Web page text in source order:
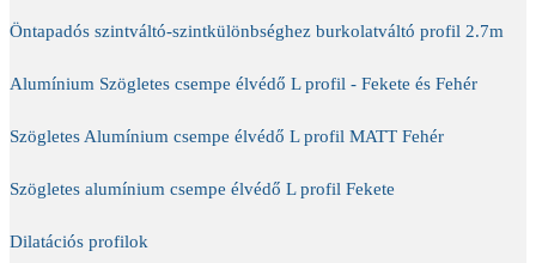
Öntapadós szintváltó-szintkülönbséghez burkolatváltó profil 2.7m
Alumínium Szögletes csempe élvédő L profil - Fekete és Fehér
Szögletes Alumínium csempe élvédő L profil MATT Fehér
Szögletes alumínium csempe élvédő L profil Fekete
Dilatációs profilok